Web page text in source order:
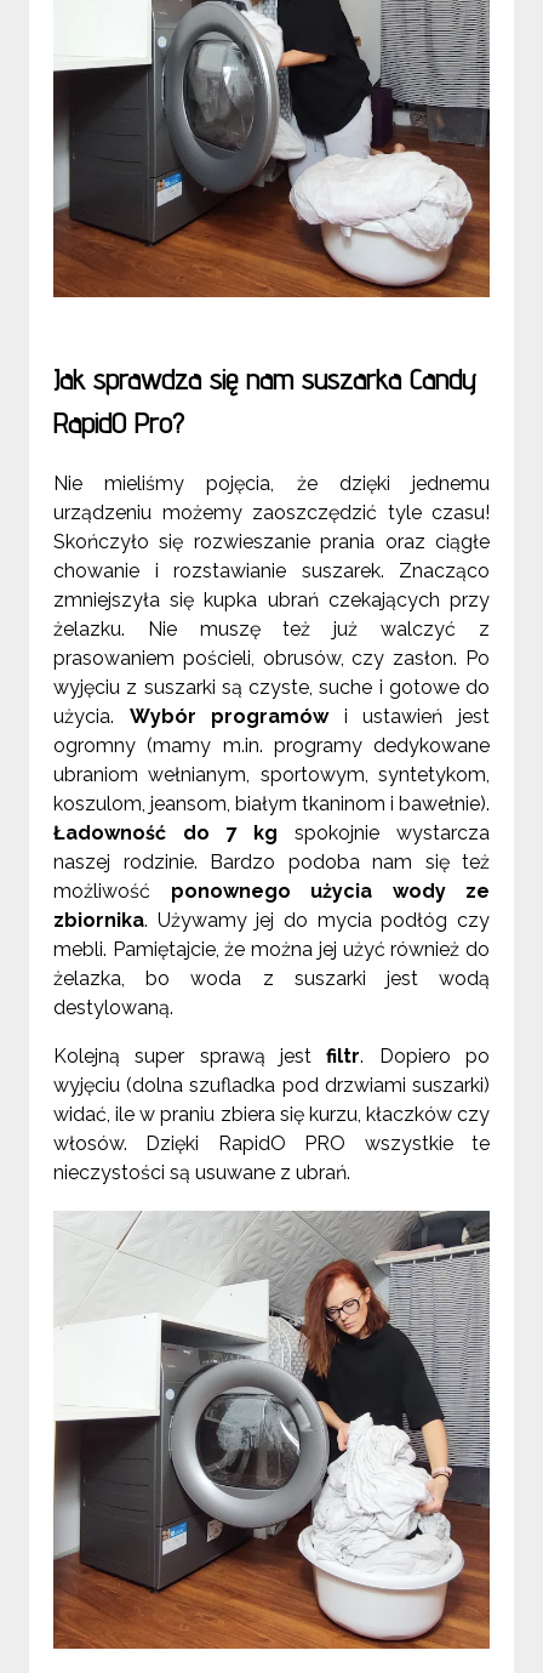
Jak sprawdza się nam suszarka Candy
RapidO Pro?
Nie mieliśmy pojęcia, że dzięki jednemu
urządzeniu możemy zaoszczędzić tyle czasu!
Skończyło się rozwieszanie prania oraz ciągłe
chowanie i rozstawianie suszarek. Znacząco
zmniejszyła się kupka ubrań czekających przy
żelazku. Nie muszę też już walczyć z
prasowaniem pościeli, obrusów, czy zasłon. Po
wyjęciu z suszarki są czyste, suche i gotowe do
użycia.
Wybór programów i ustawień jest
ogromny (mamy m.in. programy dedykowane
ubraniom wełnianym, sportowym, syntetykom,
koszulom, jeansom, białym tkaninom i bawełnie).
Ładowność do 7 kgspokojnie wystarcza
naszej rodzinie. Bardzo podoba nam się też
możliwość ponownego użycia wody ze
zbiornika. Używamy jej do mycia podłóg czy
mebli. Pamiętajcie, że można jej użyć również do
żelazka, bo woda z suszarki jest wodą
destylowaną.
Kolejną super sprawą jestfiltr. Dopiero po
wyjęciu (dolna szufladka pod drzwiami suszarki)
widać, ile w praniu zbiera się kurzu, kłaczków czy
włosów. Dzięki RapidO PRO wszystkie te
nieczystości są usuwane z ubrań.